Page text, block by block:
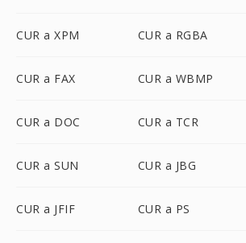
CUR a XPM CUR a RGBA
CUR a FAX CUR a WBMP
CUR a DOC CUR a TCR
CUR a SUN CUR a JBG
CUR a JFIF CUR a PS